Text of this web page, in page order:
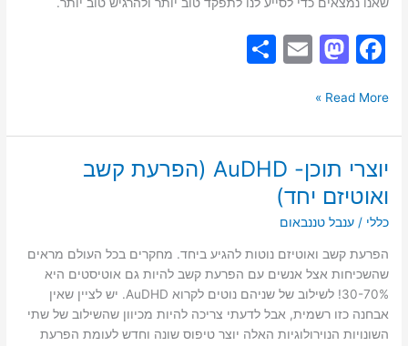
F
c
e
b
o
o
k
M
st
o
d
o
n
E
l
e
Read More »
יוצרי תוכן- AuDHD (הפרעת קשב
ואוטיזם יחד)
כללי /ענבל טננבאום
הפרעת קשב ואוטיזם נוטות להגיע ביחד. מחקרים בכל העולם מראים
שהשכיחות אצל אנשים עם הפרעת קשב להיות גם אוטיסטים היא
30-70%! לשילוב של שניהם נוטים לקרוא AuDHD. יש לציין שאין
אבחנה כזו רשמית, אבל לדעתי צריכה להיות מכיוון שהשילוב של שתי
השונויות הנוירולוגיות האלה יוצר טיפוס שונה וחדש לעומת הפרעת
יוצרי
AuDHD
(הפרעת